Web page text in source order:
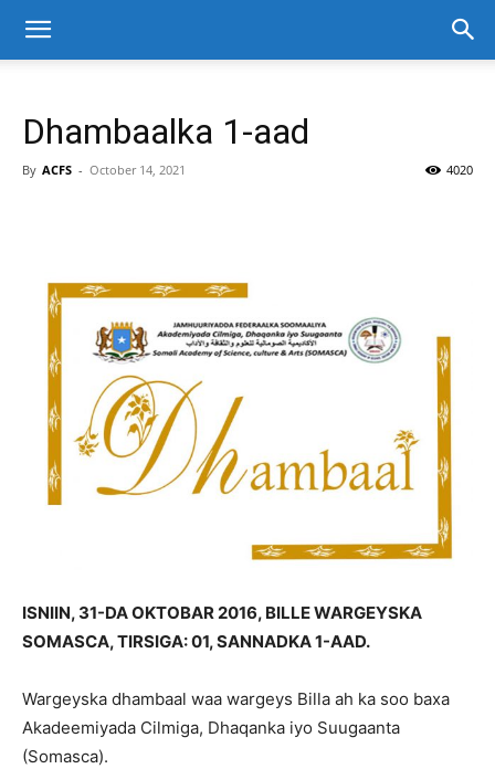
Dhambaalka 1-aad
By ACFS - October 14, 2021 4020
ISNIIN, 31-DA OKTOBAR 2016, BILLE WARGEYSKA
SOMASCA, TIRSIGA: 01, SANNADKA 1-AAD.
Wargeyska dhambaal waa wargeys Billa ah ka soo baxa
Akadeemiyada Cilmiga, Dhaqanka iyo Suugaanta
(Somasca).